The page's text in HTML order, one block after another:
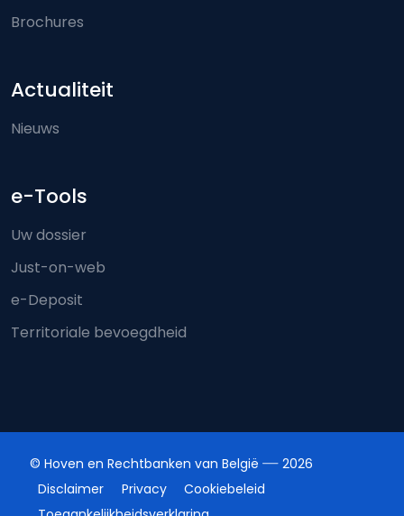
Brochures
Actualiteit
Nieuws
e-Tools
Uw dossier
Just-on-web
e-Deposit
Territoriale bevoegdheid
© Hoven en Rechtbanken van België
2026
Disclaimer
Privacy
Cookiebeleid